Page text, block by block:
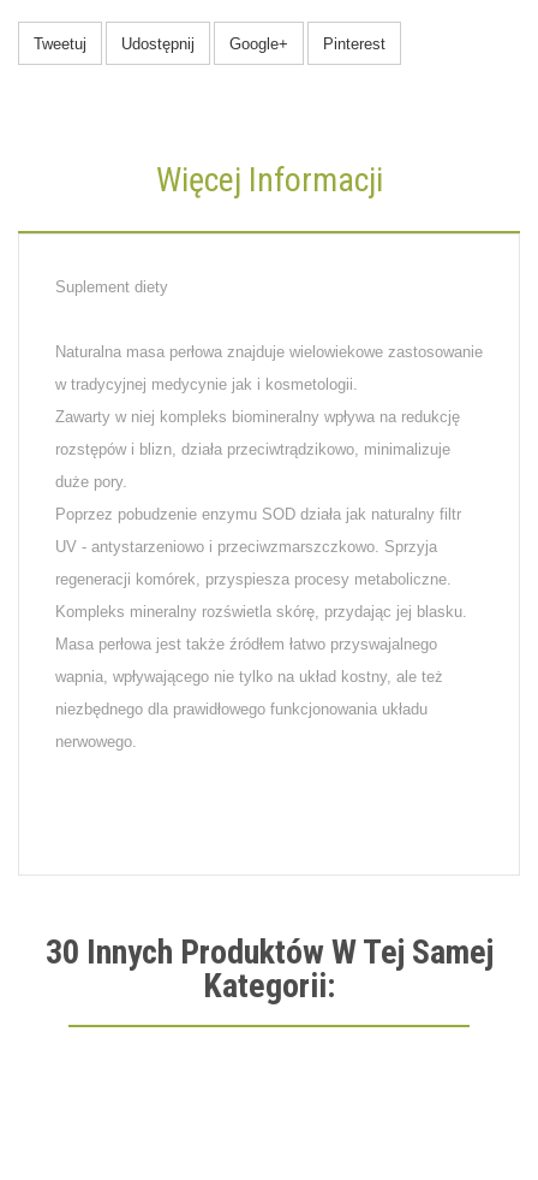
Tweetuj Udostępnij Google+ Pinterest
Więcej Informacji
Suplement diety
Naturalna masa perłowa znajduje wielowiekowe zastosowanie
w tradycyjnej medycynie jak i kosmetologii.
Zawarty w niej kompleks biomineralny wpływa na redukcję
rozstępów i blizn, działa przeciwtrądzikowo, minimalizuje
duże pory.
Poprzez pobudzenie enzymu SOD działa jak naturalny filtr
UV - antystarzeniowo i przeciwzmarszczkowo. Sprzyja
regeneracji komórek, przyspiesza procesy metaboliczne.
Kompleks mineralny rozświetla skórę, przydając jej blasku.
Masa perłowa jest także źródłem łatwo przyswajalnego
wapnia, wpływającego nie tylko na układ kostny, ale też
niezbędnego dla prawidłowego funkcjonowania układu
nerwowego.
30 Innych Produktów W Tej Samej
Kategorii: